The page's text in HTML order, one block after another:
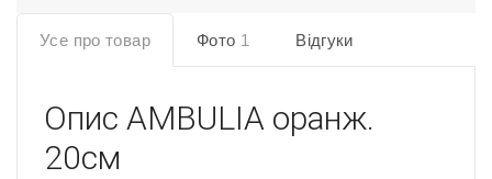
Усе про товар Фото 1 Відгуки
Опис AMBULIA оранж.
20см